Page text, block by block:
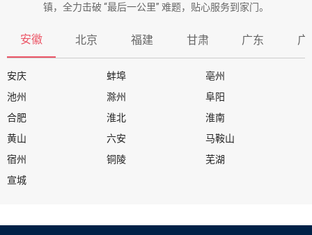
镇，全力击破 “最后一公里” 难题，贴心服务到家门。
安徽 北京 福建 甘肃 广东 广
安庆 蚌埠
亳州
池州
滁州
阜阳
合肥
淮北
淮南
黄山
六安
马鞍山
宿州
铜陵
芜湖
宣城